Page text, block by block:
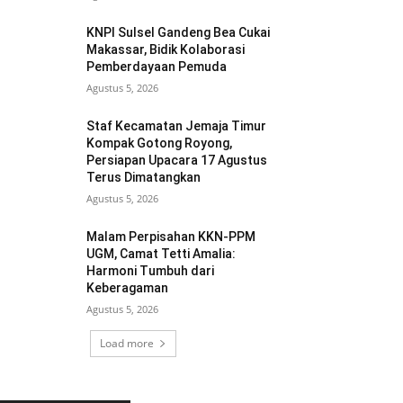
KNPI Sulsel Gandeng Bea Cukai
Makassar, Bidik Kolaborasi
Pemberdayaan Pemuda
Agustus 5, 2026
Staf Kecamatan Jemaja Timur
Kompak Gotong Royong,
Persiapan Upacara 17 Agustus
Terus Dimatangkan ‎
Agustus 5, 2026
Malam Perpisahan KKN-PPM
UGM, Camat Tetti Amalia:
Harmoni Tumbuh dari
Keberagaman
Agustus 5, 2026
Load more